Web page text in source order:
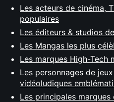
Les acteurs de cinéma,
populaires
Les éditeurs & studios
Les Mangas les plus
Les marques High-Tech
Les personnages de
vidéoludiques
Les principales